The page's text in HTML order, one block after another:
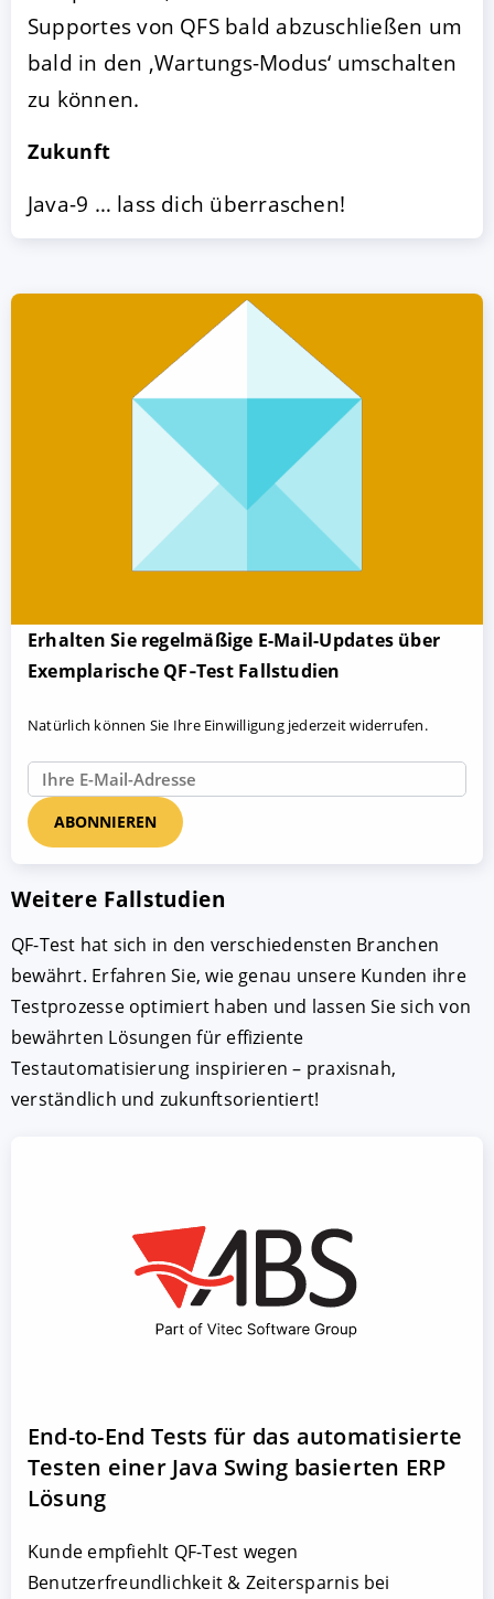
Supportes von QFS bald abzuschließen um
bald in den ‚Wartungs-Modus‘ umschalten
zu können.
Zukunft
Java-9 … lass dich überraschen!
Erhalten Sie regelmäßige E-Mail-Updates über
Exemplarische QF‑Test Fallstudien
Natürlich können Sie Ihre Einwilligung jederzeit widerrufen.
Weitere Fallstudien
QF-Test hat sich in den verschiedensten Branchen
bewährt. Erfahren Sie, wie genau unsere Kunden ihre
Testprozesse optimiert haben und lassen Sie sich von
bewährten Lösungen für effiziente
Testautomatisierung inspirieren – praxisnah,
verständlich und zukunftsorientiert!
End-to-End Tests für das automatisierte
Testen einer Java Swing basierten ERP
Lösung
Kunde empfiehlt QF-Test wegen
Benutzerfreundlichkeit & Zeitersparnis bei